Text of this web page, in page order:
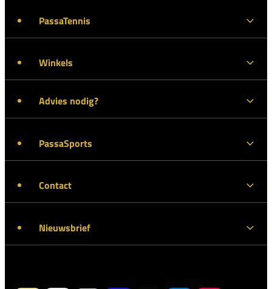
PassaTennis
Winkels
Advies nodig?
PassaSports
Contact
Nieuwsbrief